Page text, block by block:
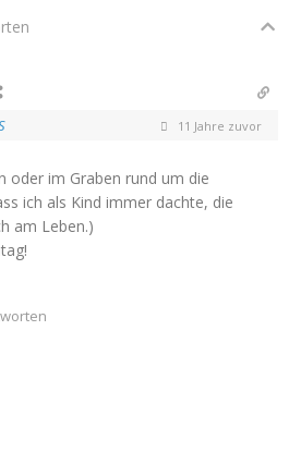
11 Jahre zuvor
oder im Graben rund um die
ich als Kind immer dachte, die
am Leben.)